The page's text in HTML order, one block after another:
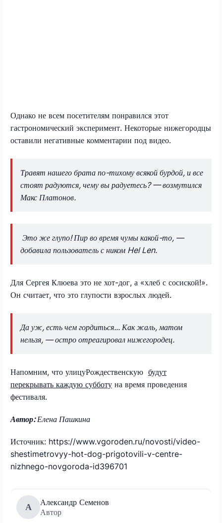
Однако не всем посетителям понравился этот
гастрономический эксперимент. Некоторые нижегородцы
оставили негативные комментарии под видео.
Травят нашего брата по-тихому всякой бурдой, и все
стоят радуются, чему вы радуетесь? — возмутился
Макс Платонов.
Это же глупо! Пир во время чумы какой-то, —
добавила пользователь с ником Hel Len.
Для Сергея Клюева это не хот-дог, а «хлеб с сосиской!».
Он считает, что это глупости взрослых людей.
Да уж, есть чем гордиться... Как жаль, матом
нельзя, — остро отреагировал нижегородец.
Напомним, что улицуРождественскую будут
перекрывать каждую субботу на время проведения
фестиваля.
Автор:Елена Пашкина
Источник: https://www.vgoroden.ru/novosti/video-
shestimetrovyy-hot-dog-prigotovili-v-centre-
nizhnego-novgoroda-id396701
А
Александр Семенов
Автор